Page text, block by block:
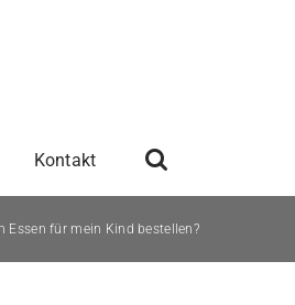
Kontakt
Essen für mein Kind bestellen?